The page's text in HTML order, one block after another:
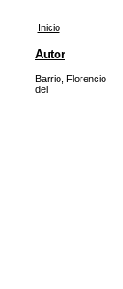
Inicio
Autor
Barrio, Florencio
del